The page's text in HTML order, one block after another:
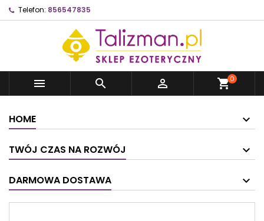
Telefon: 856547835
   shopping_cart0
HOME
TWÓJ CZAS NA ROZWÓJ
DARMOWA DOSTAWA